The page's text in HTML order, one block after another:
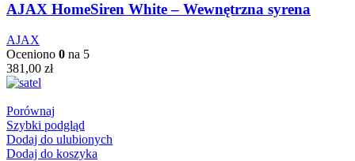
AJAX HomeSiren White – Wewnętrzna syrena
AJAX
Oceniono 0 na 5
381,00 zł
Porównaj
Szybki podgląd
Dodaj do ulubionych
Dodaj do koszyka